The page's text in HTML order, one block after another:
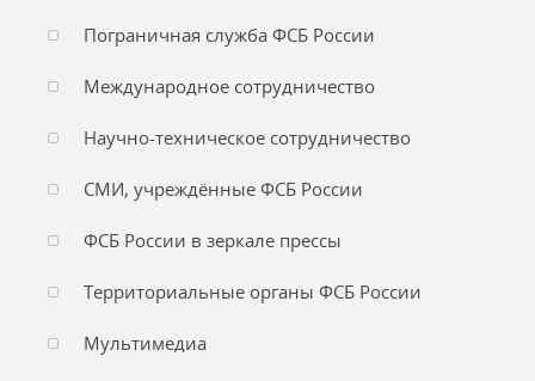
Пограничная служба ФСБ России
Международное сотрудничество
Научно-техническое сотрудничество
СМИ, учреждённые ФСБ России
ФСБ России в зеркале прессы
Территориальные органы ФСБ России
Мультимедиа